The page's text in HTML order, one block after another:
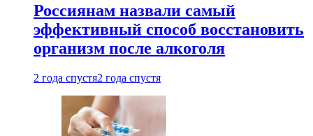
Россиянам назвали самый
эффективный способ восстановить
организм после алкоголя
2 года спустя2 года спустя